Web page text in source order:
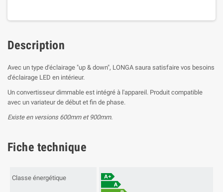
Description
Avec un type d'éclairage "up & down", LONGA saura satisfaire vos besoins
d'éclairage LED en intérieur.
Un convertisseur dimmable est intégré à l'appareil. Produit compatible
avec un variateur de début et fin de phase.
Existe en versions 600mm et 900mm.
Fiche technique
Classe énergétique